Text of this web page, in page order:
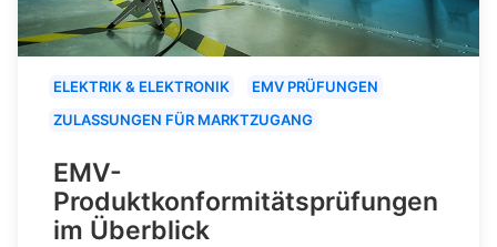
ELEKTRIK & ELEKTRONIK
EMV PRÜFUNGEN
ZULASSUNGEN FÜR MARKTZUGANG
EMV-
Produktkonformitätsprüfungen
im Überblick